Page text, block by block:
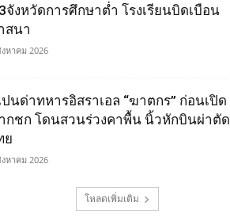
จังหวัดการศึกษาต่ำ โรงเรียนบิดเบือน
สนา
หาคม 2026
ปนด่าทหารอิสราเอล “ฆาตกร” ก่อนเปิด
กชก โดนสวนร่วงคาพื้น นิ้วหักบินผ่าตัด
ย
หาคม 2026
โหลดเพิ่มเติม